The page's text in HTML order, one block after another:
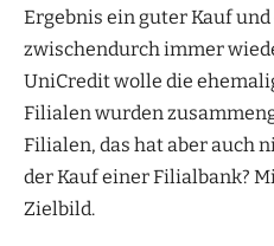
Ergebnis ein guter Kauf und
zwischendurch immer
UniCredit wolle die
Filialen wurden
Filialen, das hat aber auch
der Kauf einer Filialbank?
Zielbild.